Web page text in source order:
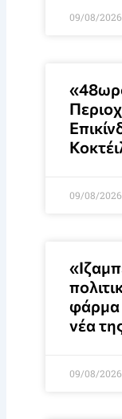
09/08/2026
09/08/2026
φάρμα
νέα
09/08/2026